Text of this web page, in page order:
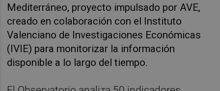
Mediterráneo, proyecto impulsado por AVE,
creado en colaboración con el Instituto
Valenciano de Investigaciones Económicas
(IVIE) para monitorizar la información
disponible a lo largo del tiempo.